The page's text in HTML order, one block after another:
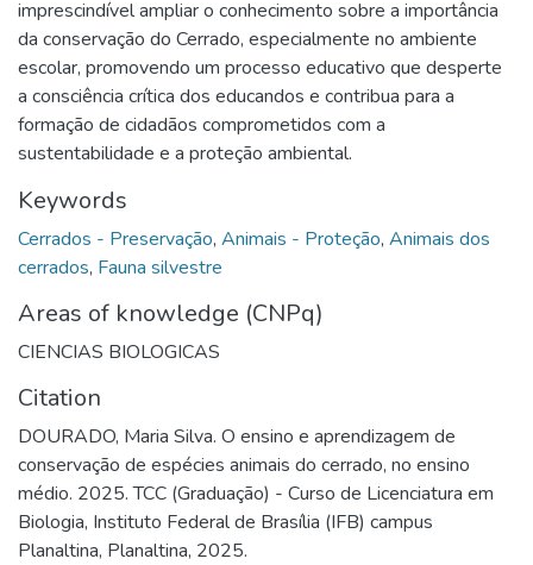
imprescindível ampliar o conhecimento sobre a importância
da conservação do Cerrado, especialmente no ambiente
escolar, promovendo um processo educativo que desperte
a consciência crítica dos educandos e contribua para a
formação de cidadãos comprometidos com a
sustentabilidade e a proteção ambiental.
Keywords
Cerrados - Preservação, Animais - Proteção, Animais dos
cerrados, Fauna silvestre
Areas of knowledge (CNPq)
CIENCIAS BIOLOGICAS
Citation
DOURADO, Maria Silva. O ensino e aprendizagem de
conservação de espécies animais do cerrado, no ensino
médio. 2025. TCC (Graduação) - Curso de Licenciatura em
Biologia, Instituto Federal de Brasília (IFB) campus
Planaltina, Planaltina, 2025.